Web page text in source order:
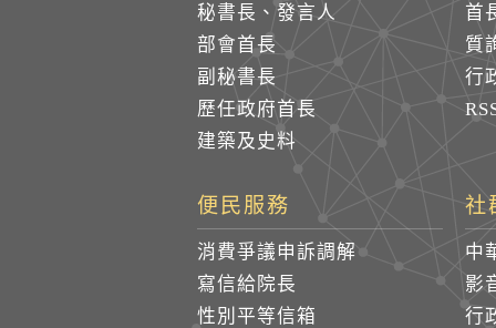
秘書長、發言人
部會首長
副秘書長
歷任政府首長
建築及史料
首
質
行
便民服務
消費爭議申訴調解
寫信給院長
性別平等信箱
社
中
影
行